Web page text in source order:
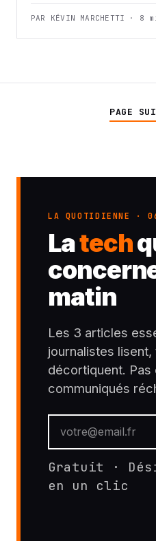
PAR KÉVIN MARCHETTI · 8
PAGE
LA QUOTIDIENNE ·
Latech
matin
Les 3 articles
journalistes
décortiquent. Pas
communiqués
Gratuit ·
en un clic